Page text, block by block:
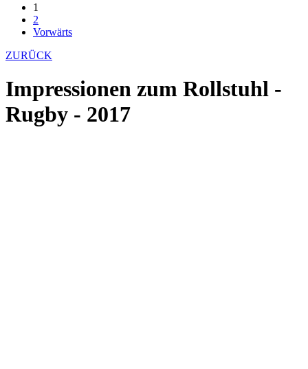
1
2
Vorwärts
ZURÜCK
Impressionen zum Rollstuhl -
Rugby - 2017